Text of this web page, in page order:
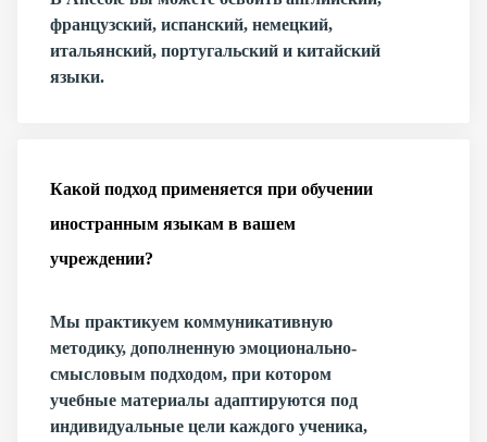
французский, испанский, немецкий,
итальянский, португальский и китайский
языки.
Какой подход применяется при обучении
иностранным языкам в вашем
учреждении?
Мы практикуем коммуникативную
методику, дополненную эмоционально-
смысловым подходом, при котором
учебные материалы адаптируются под
индивидуальные цели каждого ученика,